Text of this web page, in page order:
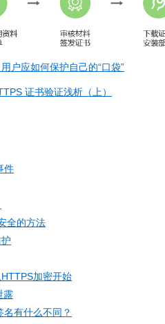
户应如何保护自己的“口袋”
证书验证浅析（上）
件
全的方法
加密开始
露
有什么不同？